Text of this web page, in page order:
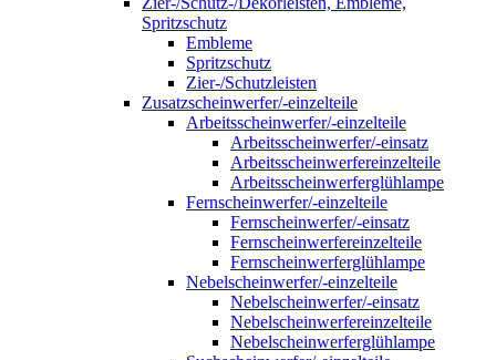
Spritzschutz
Embleme
Spritzschutz
Zier-/Schutzleisten
Zusatzscheinwerfer/-einzelteile
Arbeitsscheinwerfer/-einzelteile
Arbeitsscheinwerfer/-einsatz
Arbeitsscheinwerfereinzelteile
Arbeitsscheinwerferglühlampe
Fernscheinwerfer/-einzelteile
Fernscheinwerfer/-einsatz
Fernscheinwerfereinzelteile
Fernscheinwerferglühlampe
Nebelscheinwerfer/-einzelteile
Nebelscheinwerfer/-einsatz
Nebelscheinwerfereinzelteile
Nebelscheinwerferglühlampe